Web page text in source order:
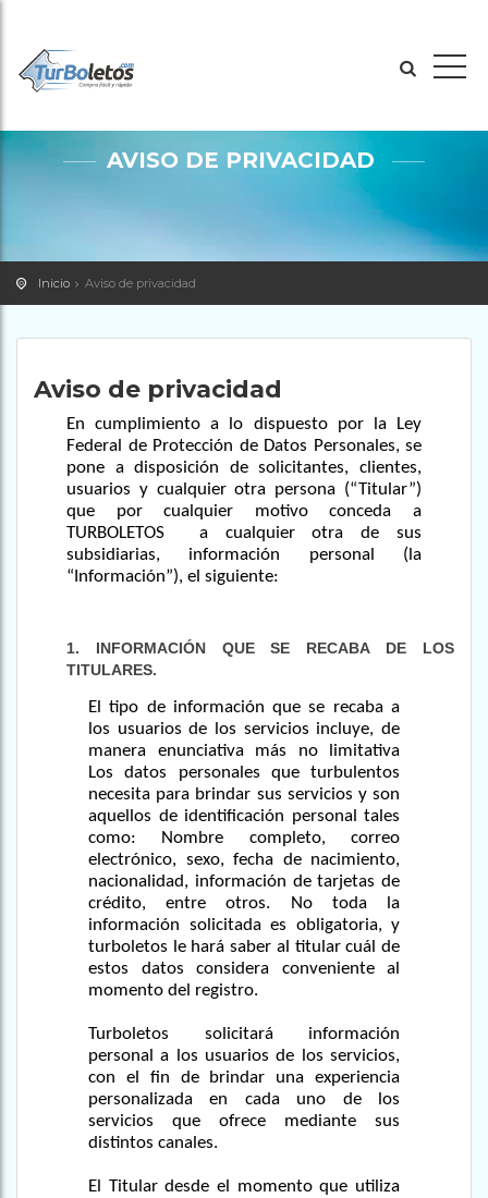
AVISO DE PRIVACIDAD
Inicio Aviso de privacidad
Aviso de privacidad
En cumplimiento a lo dispuesto por la Ley
Federal de Protección de Datos Personales, se
pone a disposición de solicitantes, clientes,
usuarios y cualquier otra persona (“Titular”)
que por cualquier motivo conceda a
TURBOLETOS a cualquier otra de sus
subsidiarias, información personal (la
“Información”), el siguiente:
1. INFORMACIÓN QUE SE RECABA DE LOS
TITULARES.
El tipo de información que se recaba a
los usuarios de los servicios incluye, de
manera enunciativa más no limitativa
Los datos personales que turbulentos
necesita para brindar sus servicios y son
aquellos de identificación personal tales
como: Nombre completo, correo
electrónico, sexo, fecha de nacimiento,
nacionalidad, información de tarjetas de
crédito, entre otros. No toda la
información solicitada es obligatoria, y
turboletos le hará saber al titular cuál de
estos datos considera conveniente al
momento del registro.
Turboletos solicitará información
personal a los usuarios de los servicios,
con el fin de brindar una experiencia
personalizada en cada uno de los
servicios que ofrece mediante sus
distintos canales.
El Titular desde el momento que utiliza